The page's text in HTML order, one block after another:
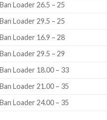
Ban Loader 26.5 – 25
Ban Loader 29.5 – 25
Ban Loader 16.9 – 28
Ban Loader 29.5 – 29
Ban Loader 18.00 – 33
Ban Loader 21.00 – 35
Ban Loader 24.00 – 35